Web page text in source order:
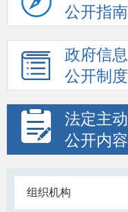
公开指南
政府信息
公开制度
法定主动
公开内容
组织机构